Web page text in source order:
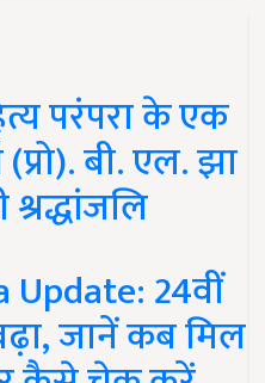
परंपरा के एक
बी. एल. झा
Update: 24वीं
जानें कब मिल